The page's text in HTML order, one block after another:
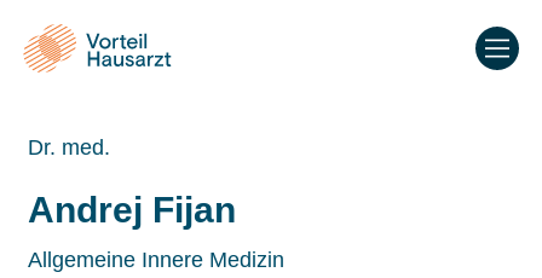
Dr. med.
Andrej Fijan
Allgemeine Innere Medizin